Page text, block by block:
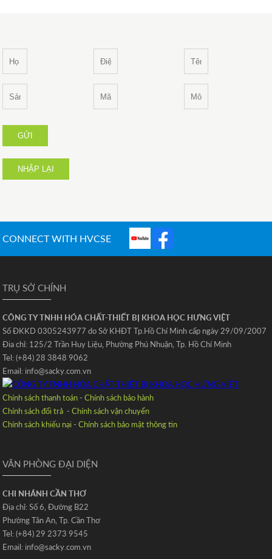
GỬI
NHẬP LẠI
CONNECT WITH HVCSE
TRỤ SỞ CHÍNH
CÔNG TY TNHH HÓA CHẤT-THIẾT BỊ KHOA HỌC HƯNG VIỆT
Số ĐKKD 0305243977 do Sở KHĐT Tp.Hồ Chí Minh cấp ngày 29/09/2007
Đia chỉ: 125/2 Trần Huy Liệu‚ Phường Phú Nhuận‚ Tp. Hồ Chí Minh
Tel: (+84) 28 3848 9062
Email: info@sacky.com.vn
Chính sách thanh toán-Chính sách bảo hành
Chính sách đổi trả -Chính sách vận chuyển
Chính sách khiếu nại-Chính sách bảo mật thông tin
VĂN PHÒNG ĐẠI DIỆN
CHI NHÁNH CẦN THƠ
Địa chỉ: Số 6‚ Đường B22
Phường Tân An‚ Tp. Cần Thơ
Tel: (+84) 29 2373 9545
Email: info@sacky.com.vn